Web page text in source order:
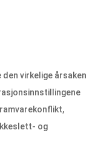
virkelige årsaken
og